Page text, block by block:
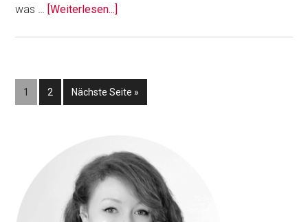
was … [Weiterlesen...]
12
Dinge
besser
Seite
1 Seite
2 Nächste Seite aufrufen
»
Seitenspalte